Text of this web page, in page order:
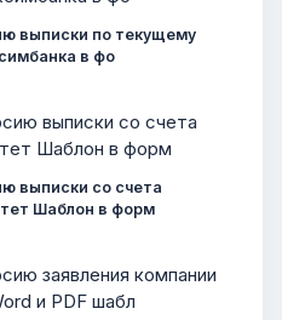
выписки по текущему
в фо
выписки со счета
Шаблон в форм